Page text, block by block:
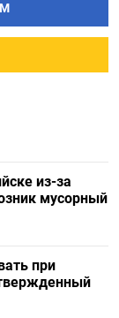
из-за
мусорный
при